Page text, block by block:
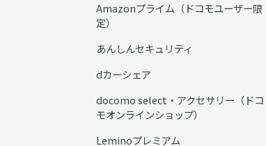
Amazonプライム（ドコモユーザー限
定）
あんしんセキュリティ
dカーシェア
docomo select・アクセサリー（ドコ
モオンラインショップ）
Leminoプレミアム